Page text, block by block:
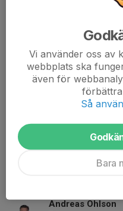
Mobil visas bara för
Fredrik Westöö
Tränare DU
070-432 63 99
Yeliz Akdag
Tränare
Andreas Ohlson
Vi använder oss av
webbplats ska
även för
Så
Bara